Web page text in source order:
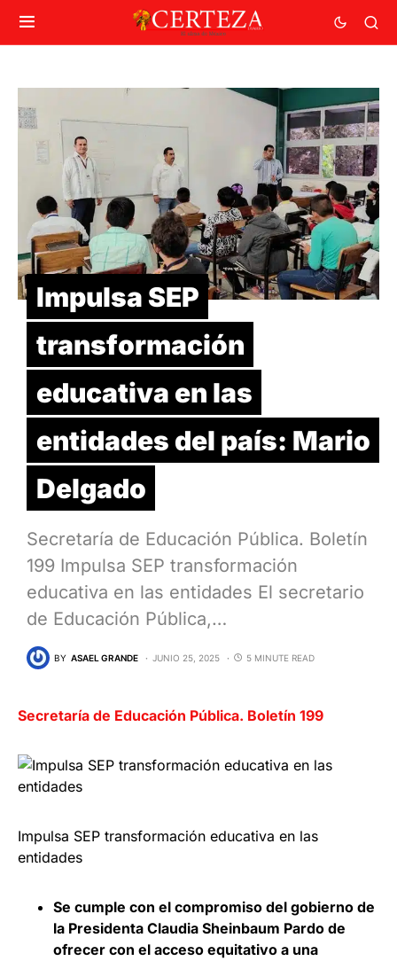
Impulsa SEP
transformación
educativa en las
entidades del país: Mario
Delgado
Secretaría de Educación Pública. Boletín
199 Impulsa SEP transformación
educativa en las entidades El secretario
de Educación Pública,…
BY ASAEL GRANDE JUNIO 25, 2025 5 MINUTE READ
Secretaría de Educación Pública. Boletín 199
Impulsa SEP transformación educativa en las
entidades
Se cumple con el compromiso del gobierno de
la Presidenta Claudia Sheinbaum Pardo de
ofrecer con el acceso equitativo a una